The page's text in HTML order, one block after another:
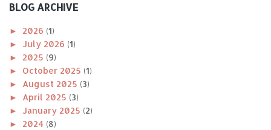
BLOG ARCHIVE
► 2026 (1)
► July 2026 (1)
► 2025 (9)
► October 2025 (1)
► August 2025 (3)
► April 2025 (3)
► January 2025 (2)
► 2024 (8)